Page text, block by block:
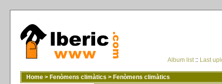
Album list:: Last
Home > Fenòmens climàtics > Fenòmens climàtics